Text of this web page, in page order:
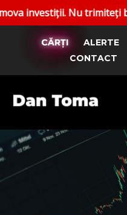
investiții. Nu trimiteți
CĂRȚI ALERTE
CONTACT